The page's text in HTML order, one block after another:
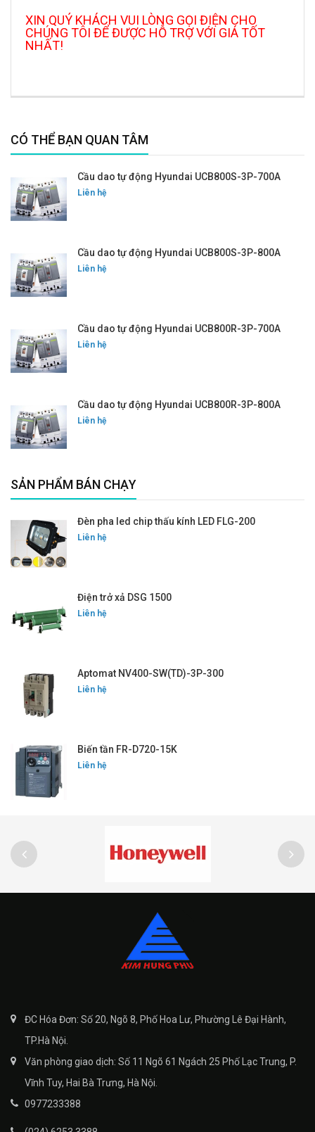
XIN QUÝ KHÁCH VUI LÒNG GỌI ĐIỆN CHO
CHÚNG TÔI ĐỂ ĐƯỢC HỖ TRỢ VỚI GIÁ TỐT
NHẤT!
CÓ THỂ BẠN QUAN TÂM
Cầu dao tự động Hyundai UCB800S-3P-700A
Liên hệ
Cầu dao tự động Hyundai UCB800S-3P-800A
Liên hệ
Cầu dao tự động Hyundai UCB800R-3P-700A
Liên hệ
Cầu dao tự động Hyundai UCB800R-3P-800A
Liên hệ
SẢN PHẨM BÁN CHẠY
Đèn pha led chip thấu kính LED FLG-200
Liên hệ
Điện trở xả DSG 1500
Liên hệ
Aptomat NV400-SW(TD)-3P-300
Liên hệ
Biến tần FR-D720-15K
Liên hệ
ĐC Hóa Đơn: Số 20, Ngõ 8, Phố Hoa Lư, Phường Lê Đại Hành,
TP.Hà Nội.
Văn phòng giao dịch: Số 11 Ngõ 61 Ngách 25 Phố Lạc Trung, P.
Vĩnh Tuy, Hai Bà Trưng, Hà Nội.
0977233388